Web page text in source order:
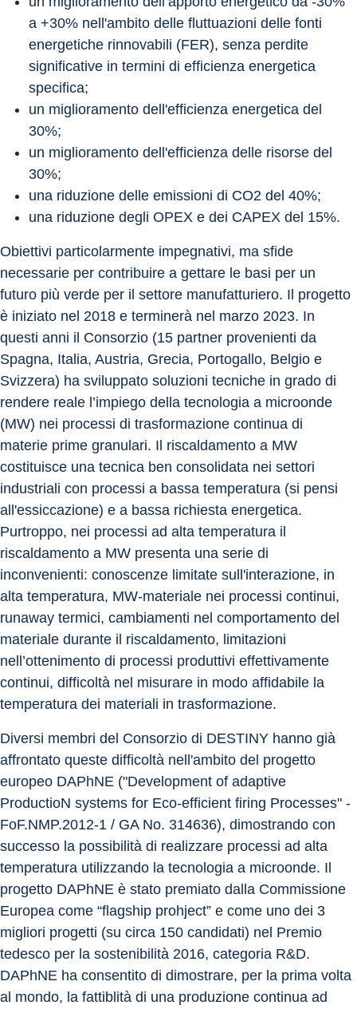
a +30% nell'ambito delle fluttuazioni delle fonti
energetiche rinnovabili (FER), senza perdite
significative in termini di efficienza energetica
specifica;
un miglioramento dell'efficienza energetica del
30%;
un miglioramento dell'efficienza delle risorse del
30%;
una riduzione delle emissioni di CO2 del 40%;
una riduzione degli OPEX e dei CAPEX del 15%.
Obiettivi particolarmente impegnativi, ma sfide
necessarie per contribuire a gettare le basi per un
futuro più verde per il settore manufatturiero. Il progetto
è iniziato nel 2018 e terminerà nel marzo 2023. In
questi anni il Consorzio (15 partner provenienti da
Spagna, Italia, Austria, Grecia, Portogallo, Belgio e
Svizzera) ha sviluppato soluzioni tecniche in grado di
rendere reale l’impiego della tecnologia a microonde
(MW) nei processi di trasformazione continua di
materie prime granulari. Il riscaldamento a MW
costituisce una tecnica ben consolidata nei settori
industriali con processi a bassa temperatura (si pensi
all'essiccazione) e a bassa richiesta energetica.
Purtroppo, nei processi ad alta temperatura il
riscaldamento a MW presenta una serie di
inconvenienti: conoscenze limitate sull'interazione, in
alta temperatura, MW-materiale nei processi continui,
runaway termici, cambiamenti nel comportamento del
materiale durante il riscaldamento, limitazioni
nell’ottenimento di processi produttivi effettivamente
continui, difficoltà nel misurare in modo affidabile la
temperatura dei materiali in trasformazione.
Diversi membri del Consorzio di DESTINY hanno già
affrontato queste difficoltà nell'ambito del progetto
europeo DAPhNE ("Development of adaptive
ProductioN systems for Eco-efficient firing Processes" -
FoF.NMP.2012-1 / GA No. 314636), dimostrando con
successo la possibilità di realizzare processi ad alta
temperatura utilizzando la tecnologia a microonde. Il
progetto DAPhNE è stato premiato dalla Commissione
Europea come “flagship prohject” e come uno dei 3
migliori progetti (su circa 150 candidati) nel Premio
tedesco per la sostenibilità 2016, categoria R&D.
DAPhNE ha consentito di dimostrare, per la prima volta
al mondo, la fattiblità di una produzione continua ad